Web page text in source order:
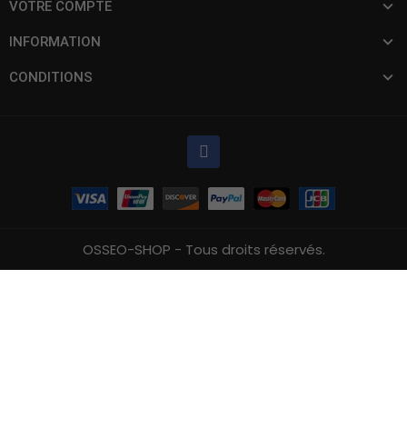
VOTRE COMPTE
INFORMATION
CONDITIONS
OSSEO-SHOP - Tous droits réservés.